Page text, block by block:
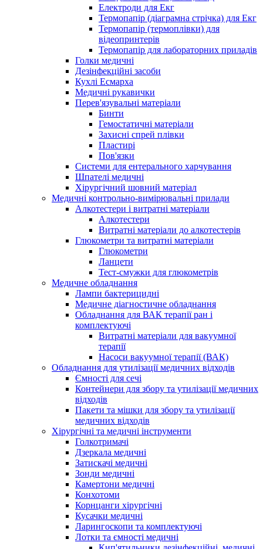
Електроди для Екг
Термопапір (діаграмна стрічка) для Екг
Термопапір (термоплівки) для
відеопринтерів
Термопапір для лабораторних приладів
Голки медичні
Дезінфекційні засоби
Кухлі Есмарха
Медичні рукавички
Перев'язувальні матеріали
Бинти
Гемостатичні матеріали
Захисні спрей плівки
Пластирі
Пов'язки
Системи для ентерального харчування
Шпателі медичні
Хірургічний шовний матеріал
Медичні контрольно-вимірювальні прилади
Алкотестери і витратні матеріали
Алкотестери
Витратні матеріали до алкотестерів
Глюкометри та витратні матеріали
Глюкометри
Ланцети
Тест-смужки для глюкометрів
Медичне обладнання
Лампи бактерицидні
Медичне діагностичне обладнання
Обладнання для ВАК терапії ран і
комплектуючі
Витратні матеріали для вакуумної
терапії
Насоси вакуумної терапії (ВАК)
Обладнання для утилізації медичних відходів
Ємності для сечі
Контейнери для збору та утилізації медичних
відходів
Пакети та мішки для збору та утилізації
медичних відходів
Хірургічні та медичні інструменти
Голкотримачі
Дзеркала медичні
Затискачі медичні
Зонди медичні
Камертони медичні
Конхотоми
Корнцанги хірургічні
Кусачки медичні
Ларингоскопи та комплектуючі
Лотки та ємності медичні